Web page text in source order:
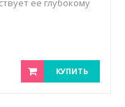
ее глубокому
КУПИТЬ